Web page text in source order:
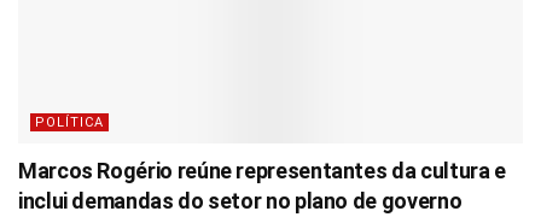
POLÍTICA
Marcos Rogério reúne representantes da cultura e
inclui demandas do setor no plano de governo